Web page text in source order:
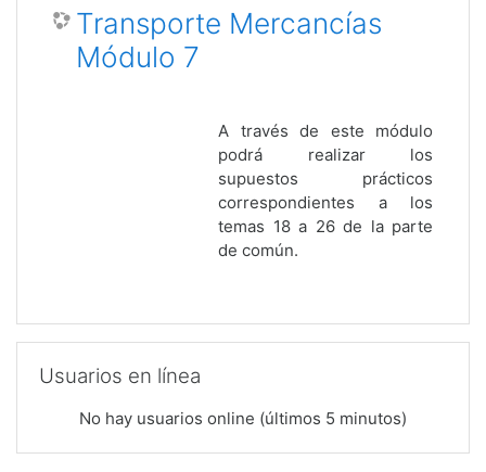
Transporte Mercancías
Módulo 7
A través de este módulo
podrá realizar los
supuestos prácticos
correspondientes a los
temas 18 a 26 de la parte
de común.
Usuarios en línea
No hay usuarios online (últimos 5 minutos)